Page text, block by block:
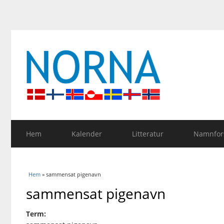
Hem Kalender Litteratur
Du är här
Hem » sammensat pigenavn
sammensat pigenavn
Term: